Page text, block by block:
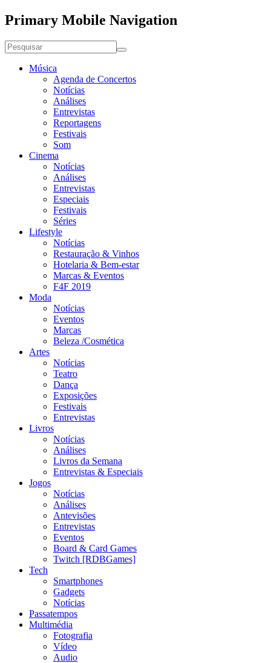
Primary Mobile Navigation
Música
Agenda de Concertos
Notícias
Análises
Entrevistas
Reportagens
Festivais
Som
Cinema
Notícias
Análises
Entrevistas
Especiais
Festivais
Séries
Lifestyle
Notícias
Restauração & Vinhos
Hotelaria & Bem-estar
Marcas & Eventos
F4F 2019
Moda
Notícias
Eventos
Marcas
Beleza /Cosmética
Artes
Notícias
Teatro
Dança
Exposições
Festivais
Entrevistas
Livros
Notícias
Análises
Livros da Semana
Entrevistas & Especiais
Jogos
Notícias
Análises
Antevisões
Entrevistas
Eventos
Board & Card Games
Twitch [RDBGames]
Tech
Smartphones
Gadgets
Notícias
Passatempos
Multimédia
Fotografia
Vídeo
Audio